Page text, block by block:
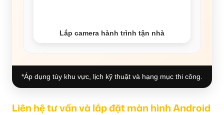
Lắp camera hành trình tận nhà
*Áp dụng tùy khu vực, lịch kỹ thuật và hạng mục thi công.
Liên hệ tư vấn và lắp đặt màn hình Android